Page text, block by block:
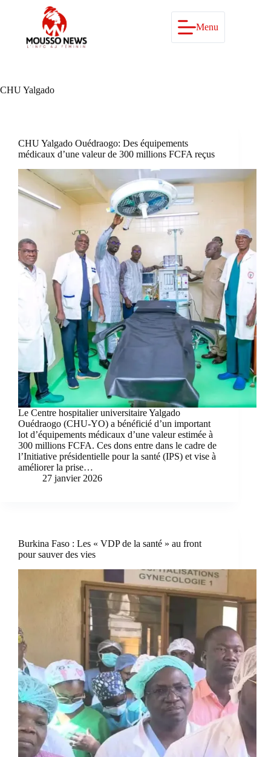
Menu
CHU Yalgado
CHU Yalgado Ouédraogo: Des équipements
médicaux d’une valeur de 300 millions FCFA reçus
Le Centre hospitalier universitaire Yalgado
Ouédraogo (CHU-YO) a bénéficié d’un important
lot d’équipements médicaux d’une valeur estimée à
300 millions FCFA. Ces dons entre dans le cadre de
l’Initiative présidentielle pour la santé (IPS) et vise à
améliorer la prise…
27 janvier 2026
Burkina Faso : Les « VDP de la santé » au front
pour sauver des vies